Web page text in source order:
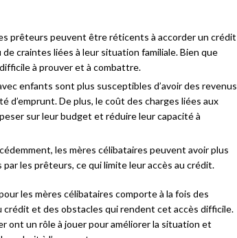
prêteurs peuvent être réticents à accorder un crédit
craintes liées à leur situation familiale. Bien que
à prouver et à combattre.
enfants sont plus susceptibles d’avoir des revenus
d’emprunt. De plus, le coût des charges liées aux
sur leur budget et réduire leur capacité à
les mères célibataires peuvent avoir plus
les prêteurs, ce qui limite leur accès au crédit.
les mères célibataires comporte à la fois des
et des obstacles qui rendent cet accès difficile.
ont un rôle à jouer pour améliorer la situation et